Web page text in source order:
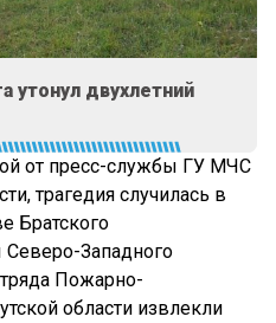
утонул двухлетний
от пресс-службы ГУ МЧС
трагедия случилась в
Братского
Западного
Пожарно-
области извлекли